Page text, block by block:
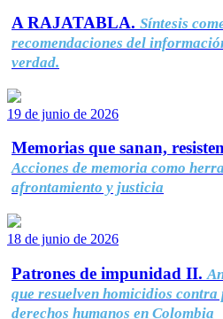
A RAJATABLA. Síntesis
recomendaciones del
verdad.
19 de junio de 2026
Memorias que sanan,
Acciones de memoria como
afrontamiento y justicia
18 de junio de 2026
Patrones de impunidad II.
que resuelven homicidios contra
derechos humanos en Colombia